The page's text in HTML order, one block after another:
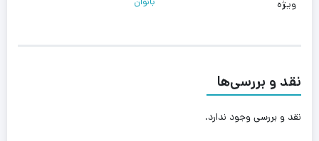
ویژه
نقد و بررسی‌ها
نقد و بررسی وجود ندارد.